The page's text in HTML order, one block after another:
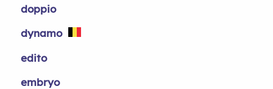
doppio
dynamo
edito
embryo